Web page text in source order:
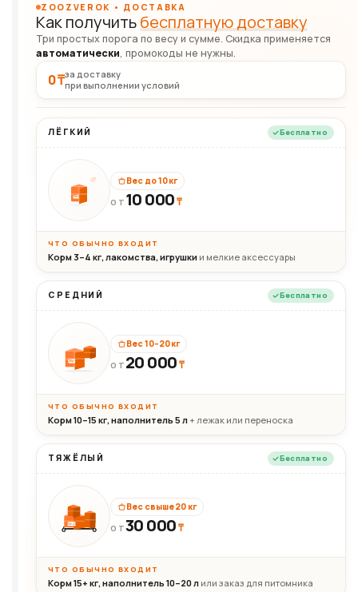
ZOOZVEROK • ДОСТАВКА
Как получитьбесплатную доставку
Три простых порога по весу и сумме. Скидка применяется
автоматически, промокоды не нужны.
0 ₸за доставку
при выполнении условий
ЛЁГКИЙ Бесплатно
10кг
Вес до 10 кг
ОТ 10 000₸
ЧТО ОБЫЧНО ВХОДИТ
Корм 3–4 кг, лакомства, игрушки и мелкие аксессуары
СРЕДНИЙ Бесплатно
20кг
Вес 10–20 кг
ОТ 20 000₸
ЧТО ОБЫЧНО ВХОДИТ
Корм 10–15 кг, наполнитель 5 л+ лежак или переноска
ТЯЖЁЛЫЙ Бесплатно
30+кг
Вес свыше 20 кг
ОТ30 000₸
ЧТО ОБЫЧНО ВХОДИТ
Корм 15+ кг, наполнитель 10–20 л или заказ для питомника